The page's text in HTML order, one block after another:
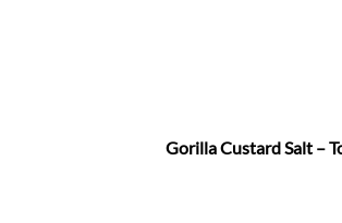
Gorilla Custard Salt –